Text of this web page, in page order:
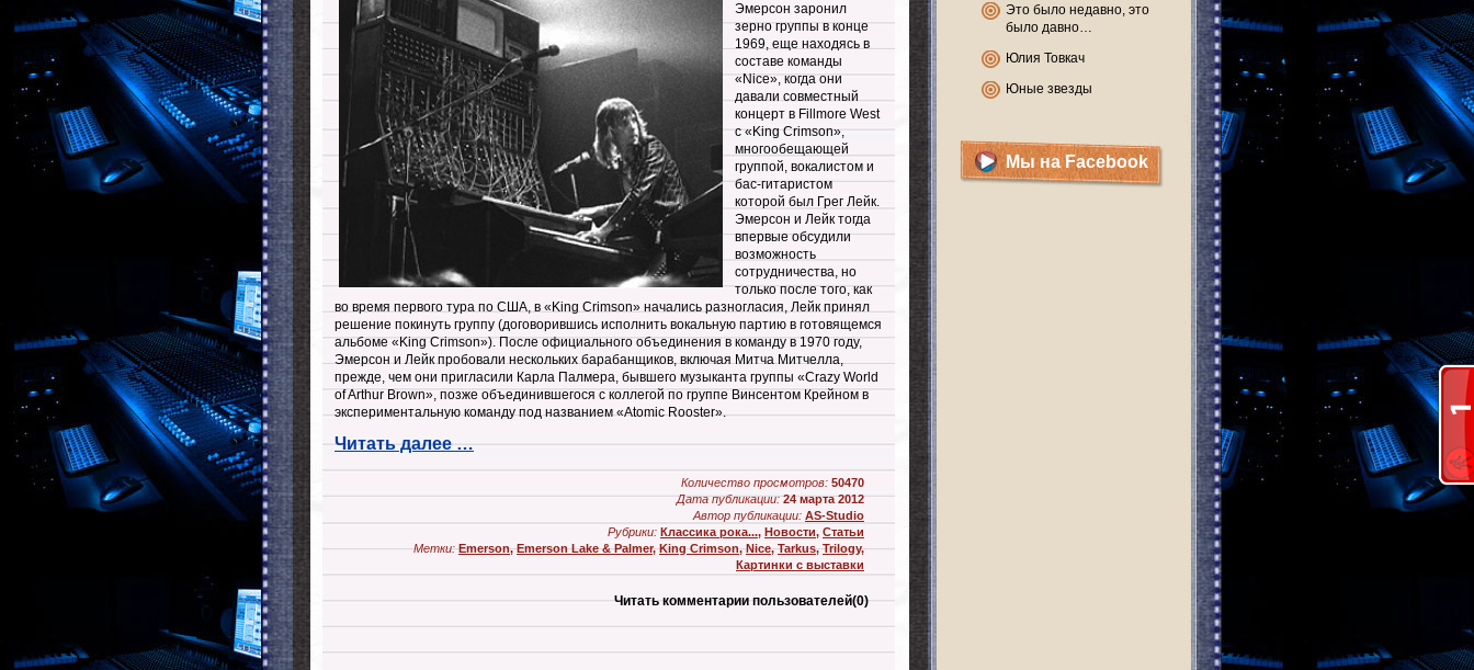
Это было недавно, это
было давно…
Юлия Товкач
Юные звезды
Мы на Facebook
Эмерсон заронил
зерно группы в конце
1969, еще находясь в
составе команды
«Nice», когда они
давали совместный
концерт в Fillmore West
с «King Crimson»,
многообещающей
группой, вокалистом и
бас-гитаристом
которой был Грег Лейк.
Эмерсон и Лейк тогда
впервые обсудили
возможность
сотрудничества, но
только после того, как
во время первого тура по США, в «King Crimson» начались разногласия, Лейк принял
решение покинуть группу (договорившись исполнить вокальную партию в готовящемся
альбоме «King Crimson»). После официального объединения в команду в 1970 году,
Эмерсон и Лейк пробовали нескольких барабанщиков, включая Митча Митчелла,
прежде, чем они пригласили Карла Палмера, бывшего музыканта группы «Crazy World
of Arthur Brown», позже объединившегося с коллегой по группе Винсентом Крейном в
экспериментальную команду под названием «Atomic Rooster».
Читать далее …
Количество просмотров: 50470
Дата публикации: 24 марта 2012
Автор публикации: AS-Studio
Рубрики: Классика рока..., Новости, Статьи
Метки: Emerson,Emerson Lake & Palmer,King Crimson,Nice,Tarkus,Trilogy,
Картинки с выставки
Читать комментарии пользователей(0)